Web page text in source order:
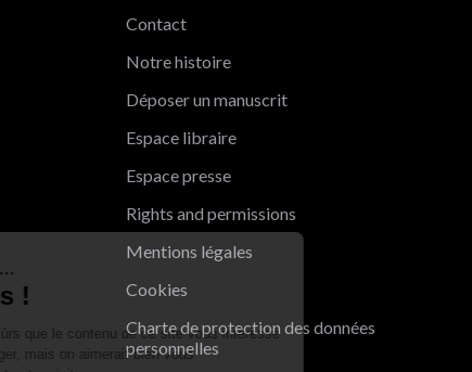
les Cookies !
On a attendu d'être sûrs que le contenu de ce site vous intéresse
avant de vous déranger, mais on aimerait bien vous
Contact
Notre histoire
Déposer un manuscrit
Espace libraire
Espace presse
Rights and permissions
Mentions légales
Cookies
Charte de protection des données
personnelles